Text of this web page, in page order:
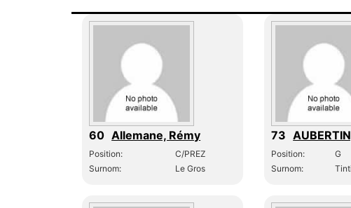
60 Allemane, Rémy
Position:
C/PREZ
Surnom:
Le Gros
73
Position:
G
Surnom: